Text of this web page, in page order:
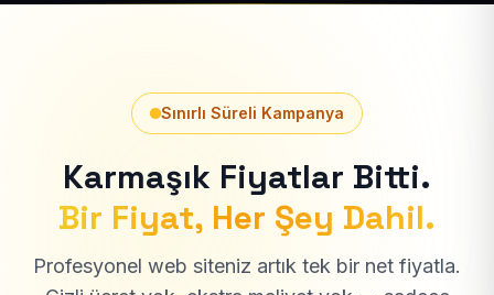
Sınırlı Süreli Kampanya
Karmaşık Fiyatlar Bitti.
Bir Fiyat, Her Şey Dahil.
Profesyonel web siteniz artık tek bir net fiyatla.